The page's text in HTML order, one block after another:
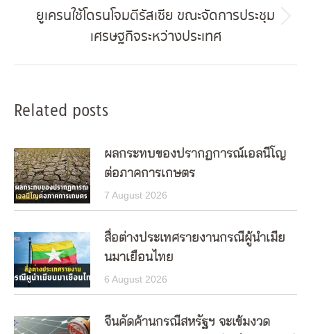
post:
ยูเครนใช้โดรนโจมตีรัสเซีย ขณะจัดการประชุม
เศรษฐกิจระหว่างประเทศ
Related posts
ผลกระทบของปรากฏการณ์เอลนีโญ
ต่อภาคการเกษตร
7 August 2026
สื่อต่างประเทศรายงานกรณีผู้นำเมีย
นมาเยือนไทย
6 August 2026
จีนคัดค้านกรณีสหรัฐฯ จะเข้มงวด